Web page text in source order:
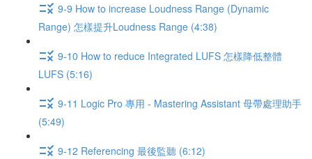
9-9 How to increase Loudness Range (Dynamic
Range) 怎樣提升Loudness Range (4:38)
9-10 How to reduce Integrated LUFS 怎樣降低整體
LUFS (5:16)
9-11 Logic Pro 專用 - Mastering Assistant 母帶處理助手
(5:49)
9-12 Referencing 最後監聽 (6:12)